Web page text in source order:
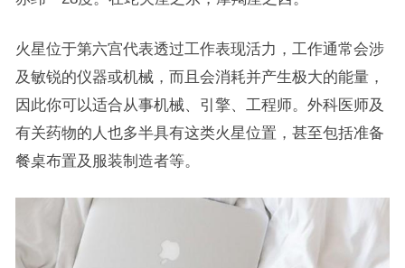
火星位于第六宫代表透过工作表现活力，工作通常会涉
及敏锐的仪器或机械，而且会消耗并产生极大的能量，
因此你可以适合从事机械、引擎、工程师。外科医师及
有关药物的人也多半具有这类火星位置，甚至包括准备
餐桌布置及服装制造者等。